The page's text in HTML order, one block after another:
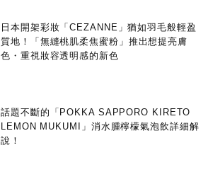
日本開架彩妝「CEZANNE」猶如羽毛般輕盈
質地！「無縫桃肌柔焦蜜粉」推出想提亮膚
色・重視妝容透明感的新色
話題不斷的「POKKA SAPPORO KIRETO
LEMON MUKUMI」消水腫檸檬氣泡飲詳細解
說！